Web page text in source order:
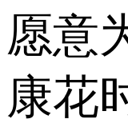
愿意
康花